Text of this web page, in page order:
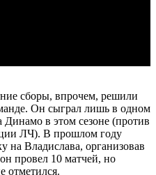
сборы, впрочем, решили
Он сыграл лишь в одном
в этом сезоне (против
ЛЧ). В прошлом году
на Владислава, организовав
провел 10 матчей, но
отметился.